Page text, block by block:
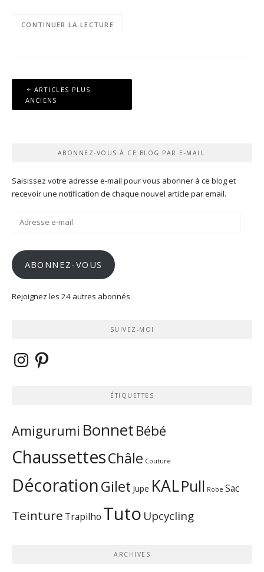
CONTINUER LA LECTURE
Navigation
des
ARTICLES PLUS
ANCIENS
ABONNEZ-VOUS À CE BLOG PAR E-MAIL.
Saisissez votre adresse e-mail pour vous abonner à ce blog et
recevoir une notification de chaque nouvel article par email.
Adresse
ABONNEZ-VOUS
Rejoignez les 24 autres abonnés
SUIVEZ-MOI
InstagramPinterest
ÉTIQUETTES
Amigurumi BonnetBébé
ChaussettesChâle Couture
DécorationGilet Jupe KALPull Robe Sac
Teinture Trapilho Tuto Upcycling
ARCHIVES